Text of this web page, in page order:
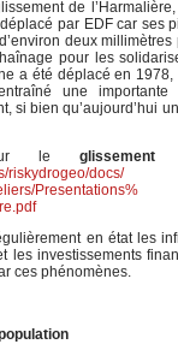
de
par EDF car ses
deux
pour les
a été déplacé en
une importante
si bien qu’aujourd’hui
le
riskydrogeo/docs/
Presentations%
en état les
les investissements
ces phénomènes.